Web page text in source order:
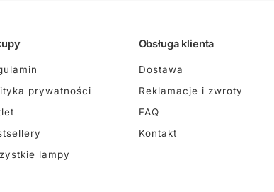
prywatności
lampy
Obsługa klienta
Dostawa
Reklamacje i zwroty
FAQ
Kontakt